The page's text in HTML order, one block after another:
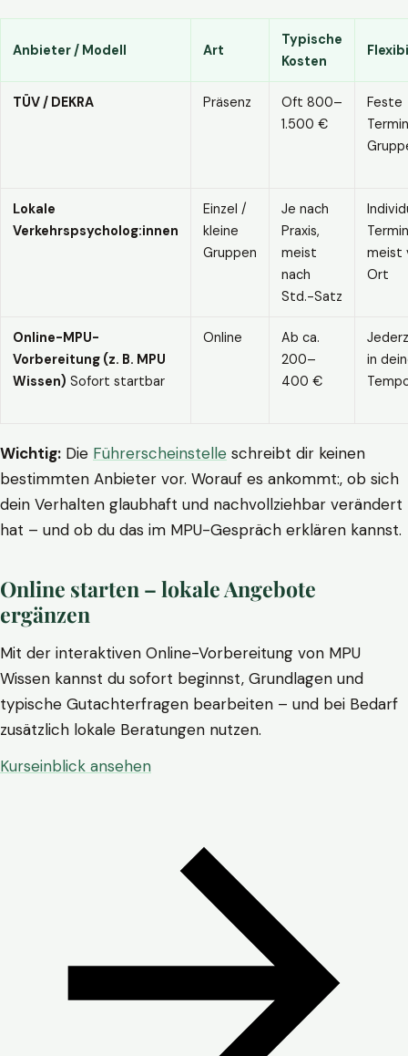
Anbieter / Modell Art
Typische
Kosten
TÜV / DEKRA Präsenz
Oft 800–
1.500 €
Feste
Lokale
Verkehrspsycholog:innen
Einzel /
kleine
Gruppen
Je nach
Praxis,
meist
nach
Std.-Satz
meist
Ort
Online-MPU-
Vorbereitung (z. B. MPU
Wissen) Sofort startbar
Online
Ab ca.
200–
400 €
in
Wichtig: Die Führerscheinstelle schreibt dir keinen
bestimmten Anbieter vor. Worauf es ankommt:, ob sich
dein Verhalten glaubhaft und nachvollziehbar verändert
hat – und ob du das im MPU-Gespräch erklären kannst.
Online starten – lokale Angebote
ergänzen
Mit der interaktiven Online-Vorbereitung von MPU
Wissen kannst du sofort beginnst, Grundlagen und
typische Gutachterfragen bearbeiten – und bei Bedarf
zusätzlich lokale Beratungen nutzen.
Kurseinblick ansehen